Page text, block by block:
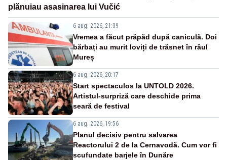
plănuiau asasinarea lui Vučić
6 aug. 2026, 21:39
Vremea a făcut prăpăd după caniculă. Doi
bărbați au murit loviți de trăsnet în râul
Mureș
6 aug. 2026, 20:17
Start spectaculos la UNTOLD 2026.
Artistul-surpriză care deschide prima
seară de festival
6 aug. 2026, 19:56
Planul decisiv pentru salvarea
Reactorului 2 de la Cernavodă. Cum vor fi
scufundate barjele în Dunăre